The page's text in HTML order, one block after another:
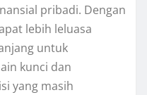
pribadi. Dengan
lebih leluasa
untuk
kunci dan
yang masih